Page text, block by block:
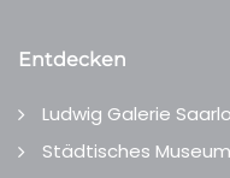
Entdecken
Ludwig Galerie
Städtisches Museum